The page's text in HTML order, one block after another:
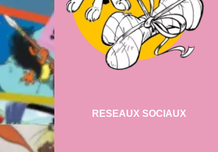
RESEAUX SOCIAUX